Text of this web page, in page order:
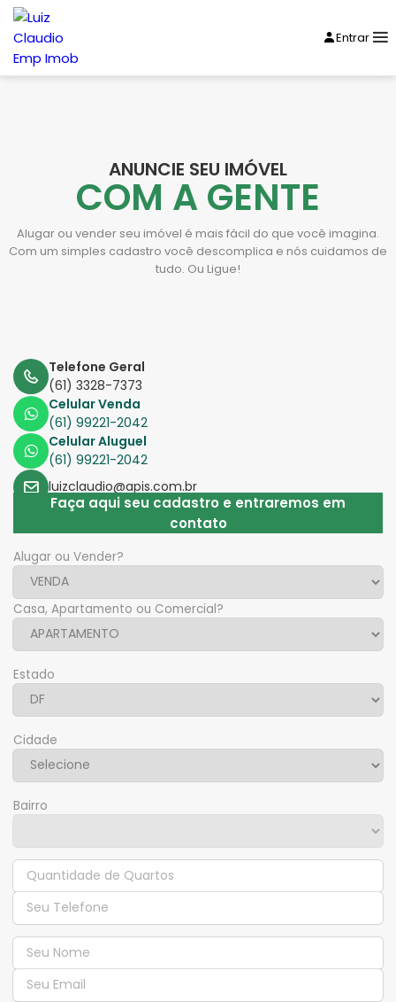
Entrar
ANUNCIE SEU IMÓVEL
COM A GENTE
Alugar ou vender seu imóvel é mais fácil do que você imagina.
Com um simples cadastro você descomplica e nós cuidamos de
tudo. Ou Ligue!
Telefone Geral
(61) 3328-7373
Celular Venda
(61) 99221-2042
Celular Aluguel
(61) 99221-2042
luizclaudio@apis.com.br
Faça aqui seu cadastro e entraremos em
contato
Alugar ou Vender?
Casa, Apartamento ou Comercial?
Estado
Cidade
Bairro